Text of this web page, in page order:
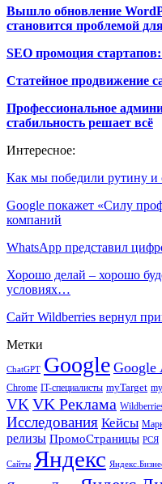
Вышло обновление
становится проблемой
SEO промоция
Статейное продвижение
Профессиональное
стабильность решает всё
Интересное:
Как мы победили рутину и
Google покажет «Силу
компаний
WhatsApp представил
Хорошо делай – хорошо
условиях…
Сайт Wildberries вернул
Метки
ChatGPT Google Google
Chrome IT-специалисты myTarget
VK VK Реклама
Исследования Кейсы
релизы ПромоСтраницы РСЯ
Сайты Яндекс